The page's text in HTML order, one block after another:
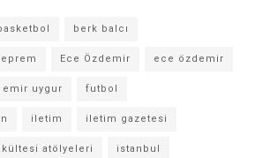
berk balcı
Ece Özdemir ece özdemir
emir uygur futbol
iletim iletim gazetesi
atölyeleri istanbul